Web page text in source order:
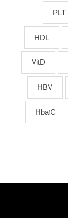
PLT
HDL
VitD
HBV
Hba1C